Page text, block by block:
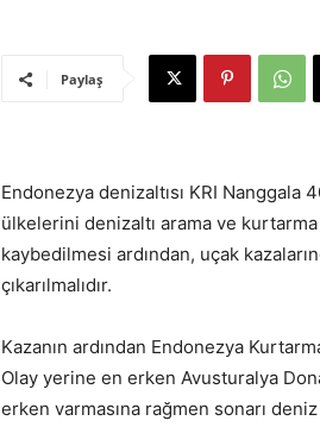
Paylaş
Endonezya denizaltısı KRI Nanggala
ülkelerini denizaltı arama ve
kaybedilmesi ardından, uçak
çıkarılmalıdır.
Kazanın ardından Endonezya
Olay yerine en erken Avusturalya
erken varmasına rağmen sonarı